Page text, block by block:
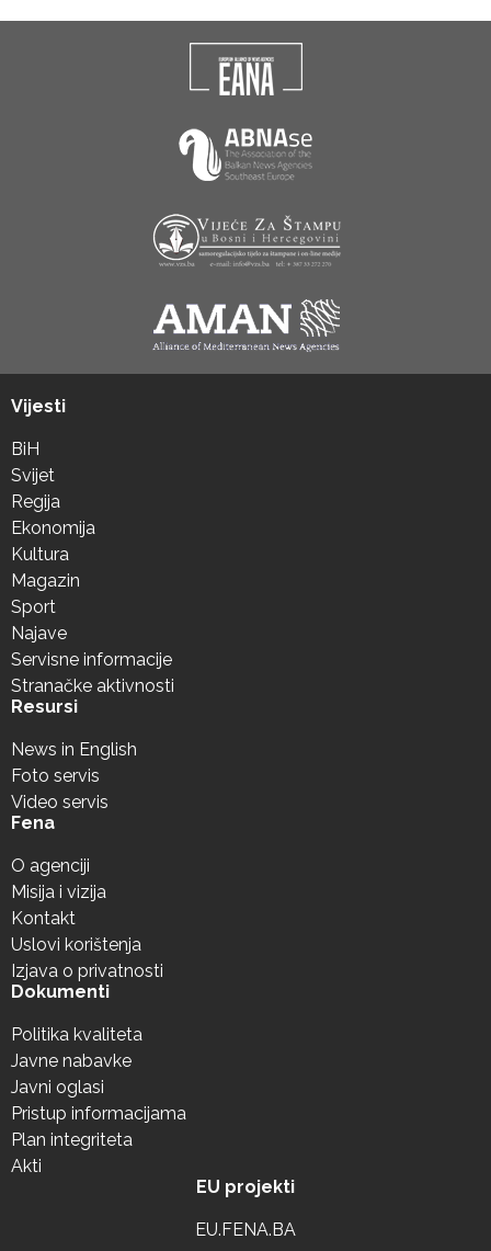
Vijesti
BiH
Svijet
Regija
Ekonomija
Kultura
Magazin
Sport
Najave
Servisne informacije
Stranačke aktivnosti
Resursi
News in English
Foto servis
Video servis
Fena
O agenciji
Misija i vizija
Kontakt
Uslovi korištenja
Izjava o privatnosti
Dokumenti
Politika kvaliteta
Javne nabavke
Javni oglasi
Pristup informacijama
Plan integriteta
Akti
EU projekti
EU.FENA.BA